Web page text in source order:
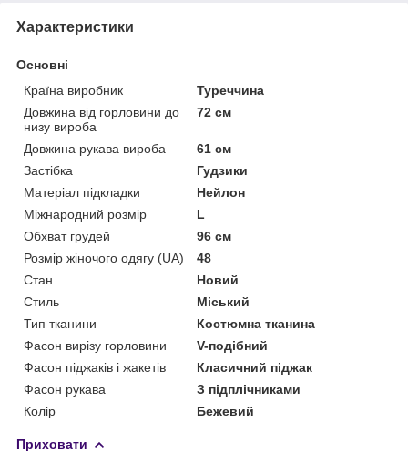
Характеристики
Основні
Країна виробник
Туреччина
Довжина від горловини до
низу вироба
72 см
Довжина рукава вироба
61 см
Застібка
Гудзики
Матеріал підкладки
Нейлон
Міжнародний розмір
L
Обхват грудей
96 см
Розмір жіночого одягу (UA)
48
Стан
Новий
Стиль
Міський
Тип тканини
Костюмна тканина
Фасон вирізу горловини
V-подібний
Фасон піджаків і жакетів
Класичний піджак
Фасон рукава
З підплічниками
Колір
Бежевий
Приховати